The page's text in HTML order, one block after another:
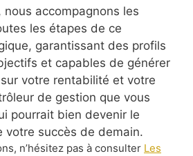
nous accompagnons les
les étapes de ce
garantissant des profils
et capables de générer
votre rentabilité et votre
de gestion que vous
pourrait bien devenir le
votre succès de demain.
n’hésitez pas à consulter Les